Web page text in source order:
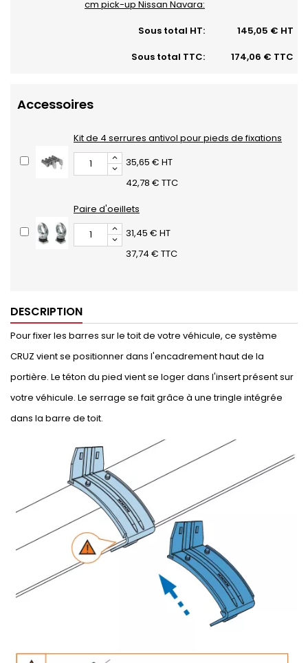
cm pick-up Nissan Navara:
Sous total HT:
145,05 € HT
Sous total TTC:
174,06 € TTC
Accessoires
Kit de 4 serrures antivol pour pieds de fixations
35,65 € HT
42,78 € TTC
Paire d'oeillets
31,45 € HT
37,74 € TTC
DESCRIPTION
Pour fixer les barres sur le toit de votre véhicule, ce système
CRUZ vient se positionner dans l'encadrement haut de la
portière. Le téton du pied vient se loger dans l'insert présent sur
votre véhicule. Le serrage se fait grâce à une tringle intégrée
dans la barre de toit.